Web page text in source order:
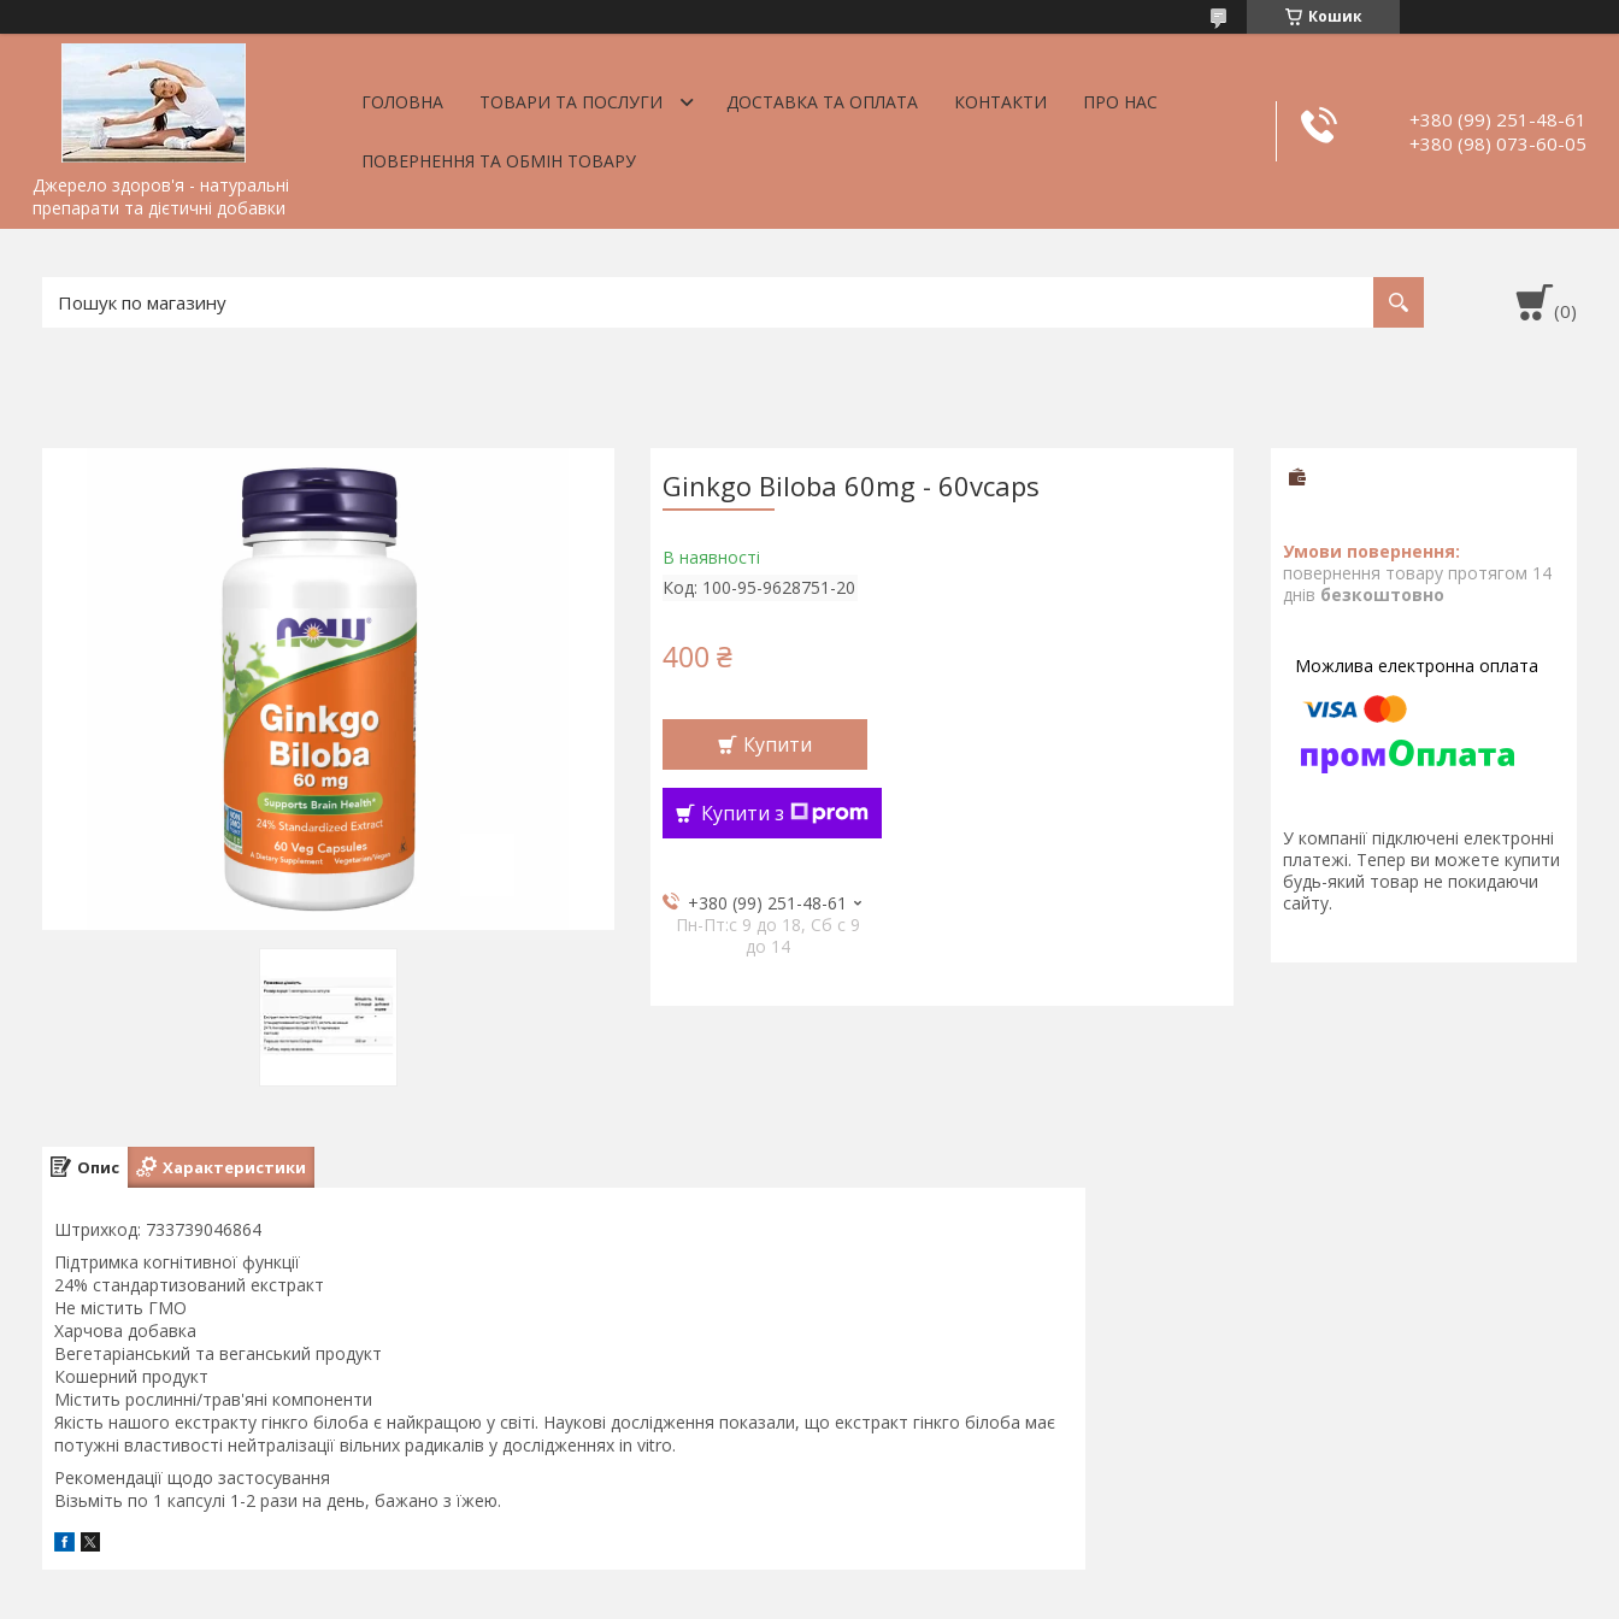
Кошик
Джерело здоров'я - натуральні
препарати та дієтичні добавки
ГОЛОВНА ТОВАРИ ТА ПОСЛУГИ ДОСТАВКА ТА ОПЛАТА КОНТАКТИ ПРО НАС
ПОВЕРНЕННЯ ТА ОБМІН ТОВАРУ
+380 (99) 251-48-61
+380 (98) 073-60-05
Ginkgo Biloba 60mg - 60vcaps
В наявності
Код: 100-95-9628751-20
400 ₴
Купити
Купити з
+380 (99) 251-48-61
Пн-Пт:c 9 до 18, Сб с 9
до 14
повернення товару протягом 14
днів безкоштовно
У компанії підключені електронні
платежі. Тепер ви можете купити
будь-який товар не покидаючи
сайту.
Опис Характеристики
Штрихкод: 733739046864
Підтримка когнітивної функції
24% стандартизований екстракт
Не містить ГМО
Харчова добавка
Вегетаріанський та веганський продукт
Кошерний продукт
Містить рослинні/трав'яні компоненти
Якість нашого екстракту гінкго білоба є найкращою у світі. Наукові дослідження показали, що екстракт гінкго білоба має
потужні властивості нейтралізації вільних радикалів у дослідженнях in vitro.
Рекомендації щодо застосування
Візьміть по 1 капсулі 1-2 рази на день, бажано з їжею.